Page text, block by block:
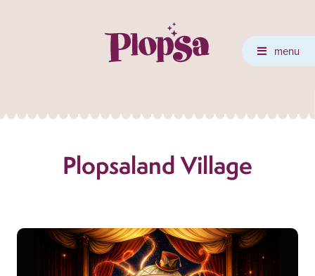
menu
Plopsaland Village